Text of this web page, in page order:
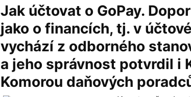
Jak účtovat o GoPay.
jako o financích, tj. v
vychází z odborného
a jeho správnost potvrdil i
Komorou daňových